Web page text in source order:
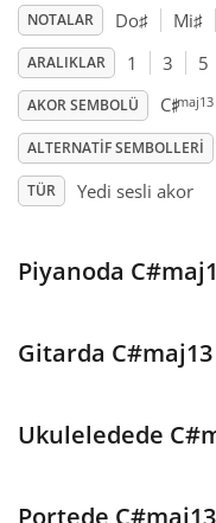
Español
Français
한국어
NOTALAR Do♯ Mi♯
ARALIKLAR 1 3 5
AKOR SEMBOLÜ C♯maj13
ALTERNATIF SEMBOLLERI
TÜR Yedi sesli akor
Piyanoda
Gitarda
Ukuleledede